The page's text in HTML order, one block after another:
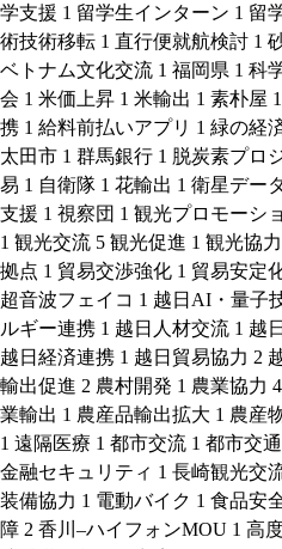
学支援 1 留学生インターン 1 留
術技術移転 1 直行便就航検討 1
ベトナム文化交流 1 福岡県 1 科
会 1 米価上昇 1 米輸出 1 素朴屋 1
携 1 給料前払いアプリ 1 緑の経
太田市 1 群馬銀行 1 脱炭素プロ
易 1 自衛隊 1 花輸出 1 衛星デー
支援 1 視察団 1 観光プロモーシ
1 観光交流 5 観光促進 1 観光協力
拠点 1 貿易交渉強化 1 貿易安定
超音波フェイコ 1 越日AI・量子
ルギー連携 1 越日人材交流 1 越
越日経済連携 1 越日貿易協力 2
輸出促進 2 農村開発 1 農業協力 4
業輸出 1 農産品輸出拡大 1 農産
1 遠隔医療 1 都市交流 1 都市交通
金融セキュリティ 1 長崎観光交
装備協力 1 電動バイク 1 食品安
障 2 香川–ハイフォンMOU 1 高